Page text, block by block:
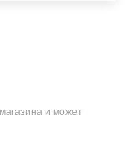
и может